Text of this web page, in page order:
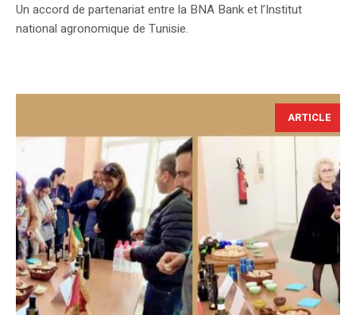
Un accord de partenariat entre la BNA Bank et l’Institut
national agronomique de Tunisie.
ARTICLE